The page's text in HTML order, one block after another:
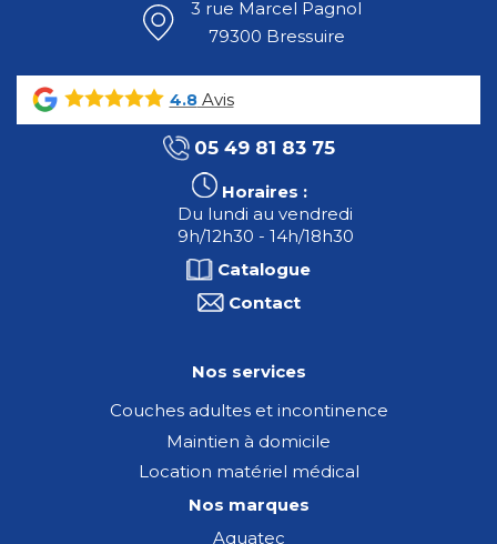
3 rue Marcel Pagnol
79300 Bressuire
4.8Avis
05 49 81 83 75
Horaires :
Du lundi au vendredi
9h/12h30 - 14h/18h30
Catalogue
Contact
Nos services
Couches adultes et incontinence
Maintien à domicile
Location matériel médical
Nos marques
Aquatec